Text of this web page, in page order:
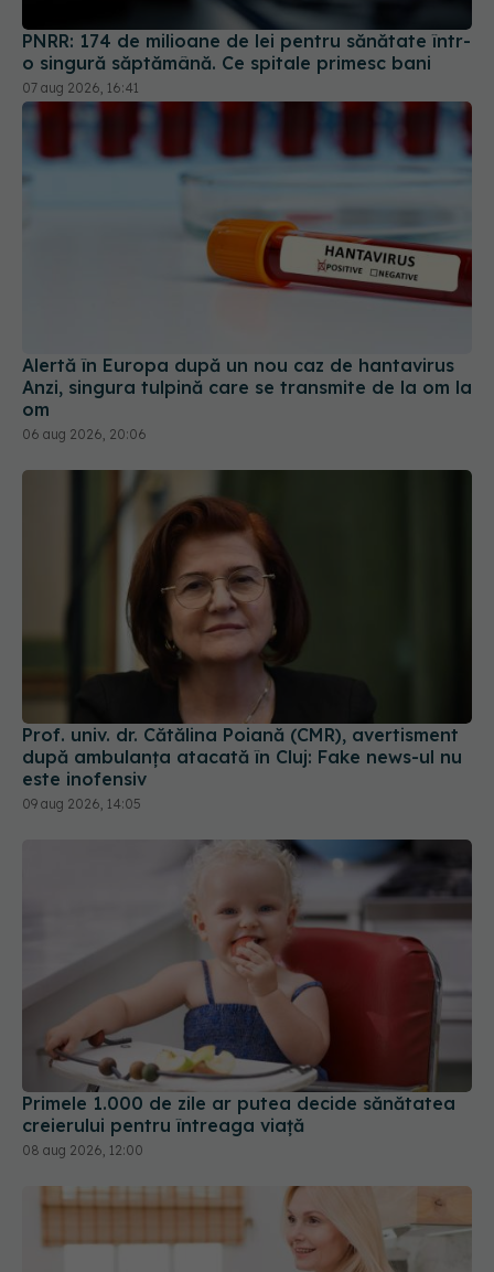
Alertă în Europa după un nou caz de hantavirus
Anzi, singura tulpină care se transmite de la om la
06 aug 2026, 20:06
Prof. univ. dr. Cătălina Poiană (CMR), avertisment
după ambulanța atacată în Cluj: Fake news-ul nu
09 aug 2026, 14:05
Primele 1.000 de zile ar putea decide sănătatea
creierului pentru întreaga viață
08 aug 2026, 12:00